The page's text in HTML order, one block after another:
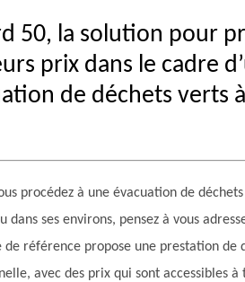
50, la solution pour
prix dans le cadre
de déchets verts
procédez à une évacuation de
dans ses environs, pensez à vous
de référence propose une prestation de
avec des prix qui sont accessibles à